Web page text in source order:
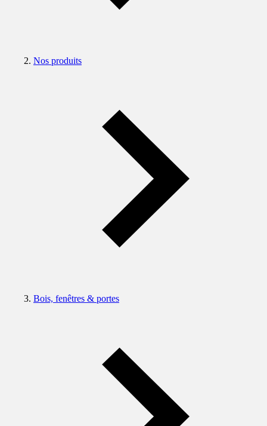
Nos produits
Bois, fenêtres & portes